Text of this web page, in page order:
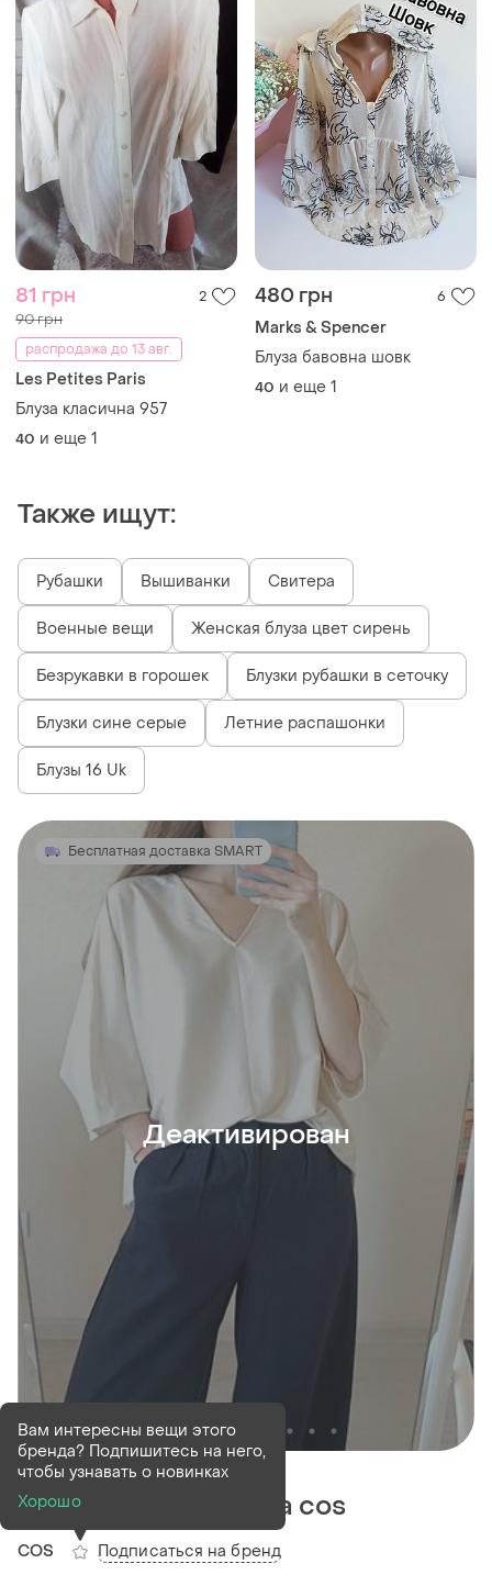
81 грн 2
90 грн
распродажа до 13 авг.
Les Petites Paris
Блуза класична 957
40 и еще 1
480 грн 6
Marks & Spencer
Блуза бавовна шовк
40 и еще 1
Также ищут:
Рубашки Вышиванки Свитера
Военные вещи Женская блуза цвет сирень
Безрукавки в горошек Блузки рубашки в сеточку
Блузки сине серые Летние распашонки
Блузы 16 Uk
Бесплатная доставка SMART
Деактивирован
Деактивирован1 шт
Блуза перламутрова cos
COS
Вам интересны вещи этого
бренда? Подпишитесь на него,
чтобы узнавать о новинках
Хорошо
Подписаться на бренд